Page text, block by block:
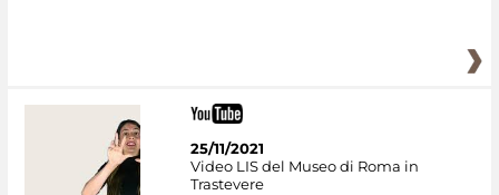
25/11/2021
Video LIS del Museo di Roma in
Trastevere